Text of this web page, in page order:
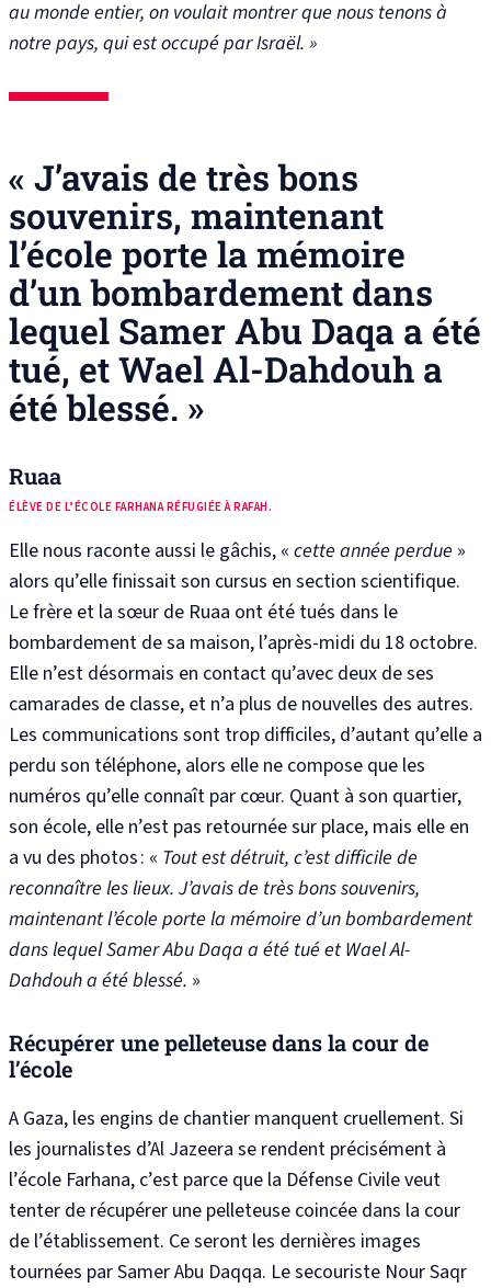
au monde entier, on voulait montrer que nous tenons à
notre pays, qui est occupé par Israël. »
Ruaa
ÉLÈVE DE L’ÉCOLE FARHANA RÉFUGIÉE À RAFAH.
« J’avais de très bons
souvenirs, maintenant
l’école porte la mémoire
d’un bombardement dans
lequel Samer Abu Daqa a été
tué, et Wael Al-Dahdouh a
été blessé. »
Elle nous raconte aussi le gâchis, « cette année perdue »
alors qu’elle finissait son cursus en section scientifique.
Le frère et la sœur de Ruaa ont été tués dans le
bombardement de sa maison, l’après-midi du 18 octobre.
Elle n’est désormais en contact qu’avec deux de ses
camarades de classe, et n’a plus de nouvelles des autres.
Les communications sont trop difficiles, d’autant qu’elle a
perdu son téléphone, alors elle ne compose que les
numéros qu’elle connaît par cœur. Quant à son quartier,
son école, elle n’est pas retournée sur place, mais elle en
a vu des photos : « Tout est détruit, c’est difficile de
reconnaître les lieux. J’avais de très bons souvenirs,
maintenant l’école porte la mémoire d’un bombardement
dans lequel Samer Abu Daqa a été tué et Wael Al-
Dahdouh a été blessé. »
Récupérer une pelleteuse dans la cour de
l’école
A Gaza, les engins de chantier manquent cruellement. Si
les journalistes d’Al Jazeera se rendent précisément à
l’école Farhana, c’est parce que la Défense Civile veut
tenter de récupérer une pelleteuse coincée dans la cour
de l’établissement. Ce seront les dernières images
tournées par Samer Abu Daqqa. Le secouriste Nour Saqr